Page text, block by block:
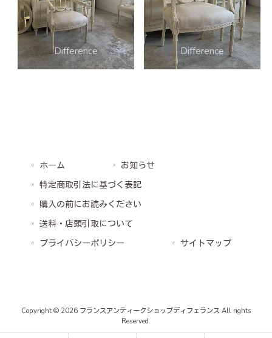
ホーム
お知らせ
特定商取引法に基づく表記
購入の前にお読みください
送料・店頭引取について
プライバシーポリシー
サイトマップ
Copyright © 2026 フランスアンティークショップディフェランス All rights
Reserved.